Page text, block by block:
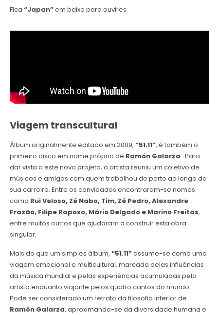
Fica “Japan”em baixo para ouvires
Viagem transcultural
Álbum originalmente editado em 2009, “51.11”, é também o
primeiro disco em nome próprio de Ramón Galarza . Para
dar vista a este novo projeto, o artista reuniu um coletivo de
músicos e amigos com quem trabalhou de perto ao longo da
sua carreira. Entre os convidados encontraram-se nomes
como Rui Veloso, Zé Nabo, Tim, Zé Pedro, Alexandre
Frazão, Filipe Raposo, Mário Delgado e Marino Freitas,
entre muitos outros que ajudaram a construir esta obra
singular.
Mais do que um simples álbum, “51.11”assume-se como uma
viagem emocional e multicultural, marcada pelas influências
da música mundial e pelas experiências acumuladas pelo
artista enquanto viajante pelos quatro cantos do mundo.
Pode ser considerado um retrato da filosofia interior de
Ramón Galarza, aproximando-se da diversidade humana e